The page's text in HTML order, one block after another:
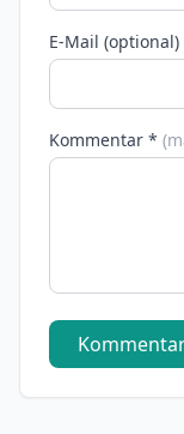
E-Mail (optional)
Kommentar *